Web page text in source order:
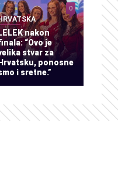
nakon
“Ovo je
stvar za
Hrvatsku, ponosne
i sretne.”
0